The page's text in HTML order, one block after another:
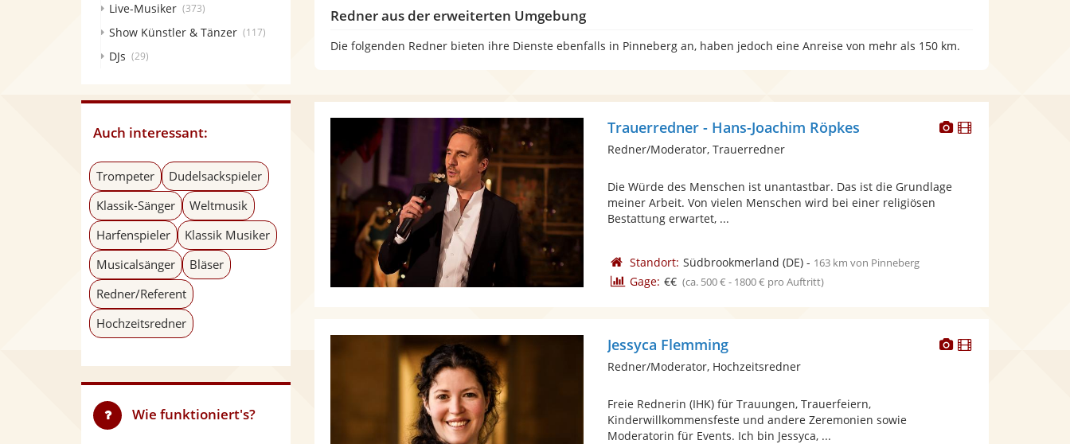
Redner aus der erweiterten Umgebung
Die folgenden Redner bieten ihre Dienste ebenfalls in Pinneberg an, haben jedoch eine Anreise von mehr als 150 km.
DieserDieser
Trauerredner - Hans-Joachim Röpkes
Redner/Moderator, Trauerredner
Die Würde des Menschen ist unantastbar. Das ist die Grundlage
meiner Arbeit. Von vielen Menschen wird bei einer religiösen
Bestattung erwartet, ...
Standort: Südbrookmerland (DE)- 163 km von Pinneberg
Gage: €€ (ca. 500 € - 1800 € pro Auftritt)
DieserDieser
Jessyca Flemming
Redner/Moderator, Hochzeitsredner
Freie Rednerin (IHK) für Trauungen, Trauerfeiern,
Kinderwillkommensfeste und andere Zeremonien sowie
Moderatorin für Events. Ich bin Jessyca, ...
Live-Musiker (373)
Show Künstler & Tänzer (117)
DJs (29)
Auch interessant:
Trompeter
Dudelsackspieler
Klassik-Sänger
Weltmusik
Harfenspieler
Klassik Musiker
Musicalsänger
Bläser
Redner/Referent
Hochzeitsredner
Wie funktioniert's?